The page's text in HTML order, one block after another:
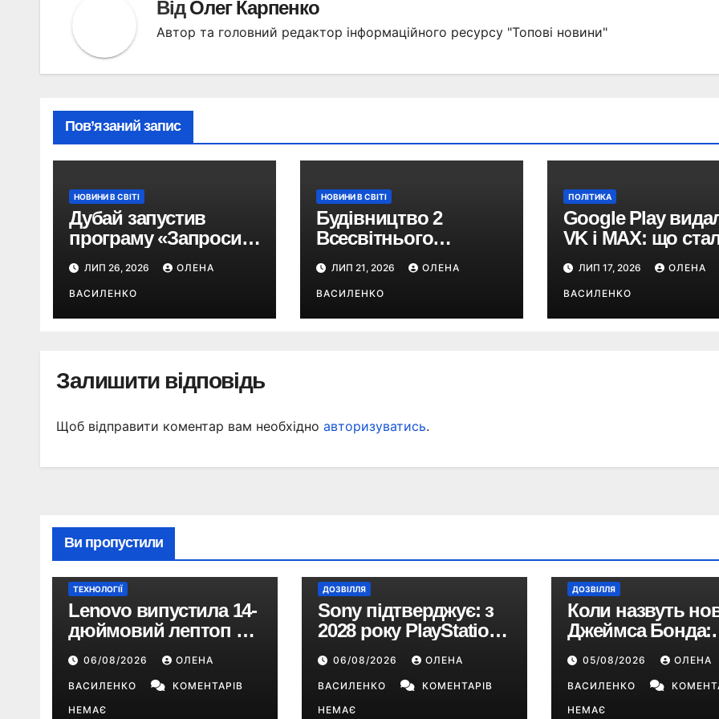
ВідОлег Карпенко
Автор та головний редактор інформаційного ресурсу "Топові новини"
Пов’язаний запис
НОВИНИ В СВІТІ
Дубай запустив
програму «Запроси
друга»: як можна
отримати
винагороду за
туристів
ЛИП 26, 2026 ОЛЕНА
ВАСИЛЕНКО
НОВИНИ В СВІТІ
Будівництво 2
Всесвітнього
торгового центру
офіційно
розпочалося: 373
метри
ЛИП 21, 2026 ОЛЕНА
ВАСИЛЕНКО
ПОЛІТИКА
Google Play
VK і MAX: що
та чому російські
застосунки
із магазинів
ЛИП 17, 2026 ОЛЕНА
ВАСИЛЕНКО
Залишити відповідь
Щоб відправити коментар вам необхідно авторизуватись.
Ви пропустили
ТЕХНОЛОГІЇ
Lenovo випустила 14-
дюймовий лептоп на
Snapdragon X2 з
автономністю понад
33 години
06/08/2026 ОЛЕНА
ВАСИЛЕНКО
КОМЕНТАРІВ
НЕМАЄ
ДОЗВІЛЛЯ
Sony підтверджує: з
2028 року PlayStation
перейде виключно на
цифрові ігри
06/08/2026 ОЛЕНА
ВАСИЛЕНКО
КОМЕНТАРІВ
НЕМАЄ
ДОЗВІЛЛЯ
Коли назвуть
Джеймса Бонда:
продюсери
повідомили про
терміни кастингу
05/08/2026 ОЛЕНА
ВАСИЛЕНКО
НЕМАЄ